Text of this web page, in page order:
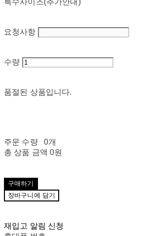
요청사항
수량
품절된 상품입니다.
주문 수량
0개
총 상품 금액 0원
구매하기
장바구니에 담기
재입고 알림 신청